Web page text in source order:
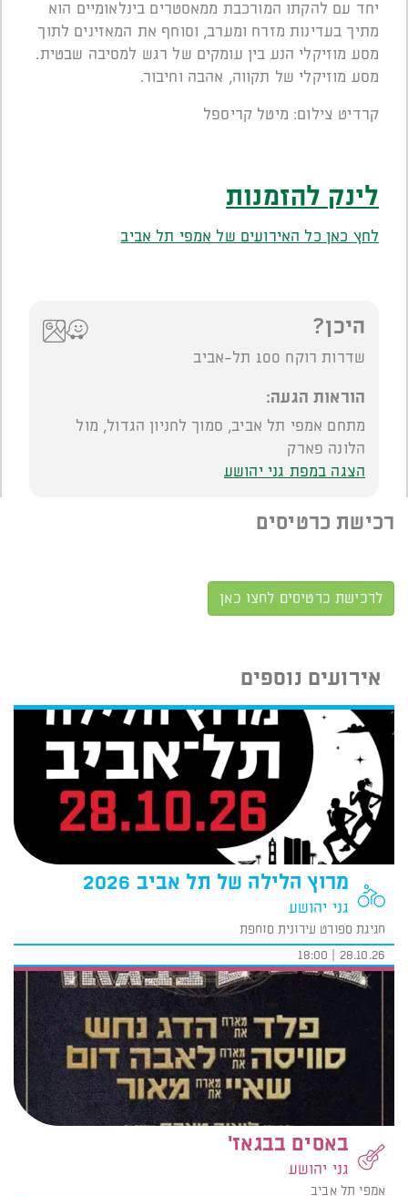
יחד עם להקתו המורכבת ממאסטרים בינלאומיים הוא
מתיך בעדינות מזרח ומערב, וסוחף את המאזינים לתוך
מסע מוזיקלי הנע בין עומקים של רגש למסיבה שבטית.
מסע מוזיקלי של תקווה, אהבה וחיבור.
קרדיט צילום: מיטל קריספל
לינק להזמנות
לחץ כאן כל האירועים של אמפי תל אביב
היכן?
שדרות רוקח 100 תל-אביב
הוראות הגעה:
מתחם אמפי תל אביב, סמוך לחניון הגדול, מול
הלונה פארק
הצגה במפת גני יהושע
רכישת כרטיסים
לרכישת כרטיסים לחצו כאן
אירועים נוספים
מרוץ הלילה של תל אביב 2026
גני יהושע
חגיגת ספורט עירונית סוחפת
28.10.26 | 18:00
באסים בבגאז'
גני יהושע
אמפי תל אביב